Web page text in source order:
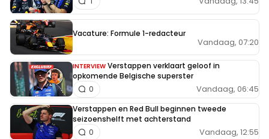
Vacature: Formule 1-redacteur
Vandaag, 07:20
INTERVIEW Verstappen verklaart geloof in
opkomende Belgische superster
Vandaag, 06:45
0
Verstappen en Red Bull beginnen tweede
seizoenshelft met achterstand
Vandaag, 12:55
0